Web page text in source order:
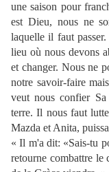
une saison pour
est Dieu, nous ne
laquelle il faut
lieu où nous devons
et changer. Nous ne
notre savoir-faire
veut nous confier
terre. Il nous faut
Mazda et Anita,
« Il m'a dit: «Sais-tu
retourne combattre le